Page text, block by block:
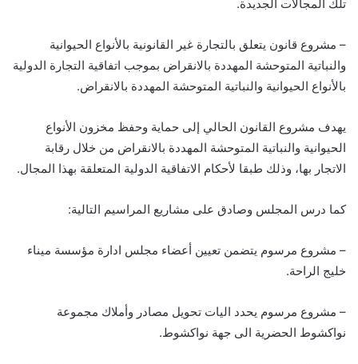
تلك المجالات الجديدة.
– مشروع قانون يتعلق بالتجارة غير القانونية بالأنواع الحيوانية
والنباتية المتوحشة المهددة بالانقراض بموجب اتفاقية التجارة الدولية
بالأنواع الحيوانية والنباتية المتوحشة المهددة بالانقراض.
يهدف مشروع القانون الحالي إلى حماية وحفظ مخزون الأنواع
الحيوانية والنباتية المتوحشة المهددة بالانقراض من خلال رقابة
الاتجار بها، وذلك طبقا لأحكام الاتفاقية الدولية المتعلقة بهذا المجال.
كما درس المجلس وصادق على مشاريع المراسيم التالية:
– مشروع مرسوم يتضمن تعيين أعضاء مجلس ادارة مؤسسة ميناء
خليج الراحة.
– مشروع مرسوم يحدد اليات تحويل مصادر وأملاك مجموعة
نواكشوط الحضرية الى جهة نواكشوط.